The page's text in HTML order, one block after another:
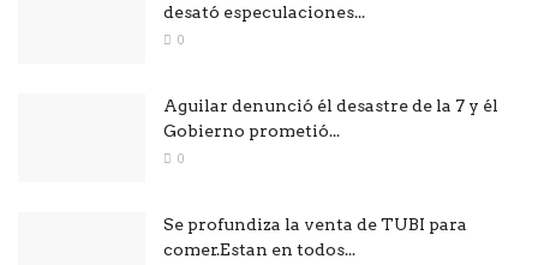
desató especulaciones...
0
Aguilar denunció él desastre de la 7 y él
Gobierno prometió...
0
Se profundiza la venta de TUBI para
comer.Estan en todos...